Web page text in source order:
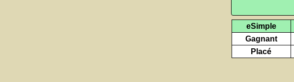
eSimple
Gagnant
Placé